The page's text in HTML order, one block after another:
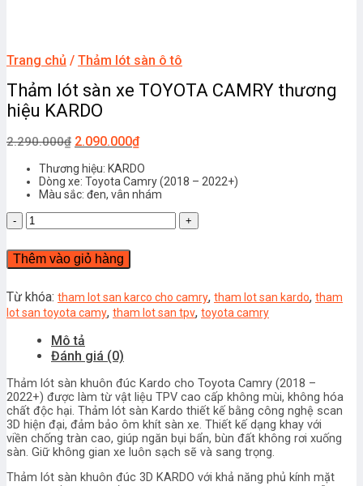
Trang chủ / Thảm lót sàn ô tô
Thảm lót sàn xe TOYOTA CAMRY thương
hiệu KARDO
2.290.000₫ 2.090.000₫
Thương hiệu: KARDO
Dòng xe: Toyota Camry (2018 – 2022+)
Màu sắc: đen, vân nhám
Thảm
lót
sàn
xe
CAMRY
thương
KARDO
số
Thêm vào giỏ hàng
Từ khóa: tham lot san karco cho camry, tham lot san kardo, tham
lot san toyota camy, tham lot san tpv, toyota camry
Mô tả
Đánh giá (0)
Thảm lót sàn khuôn đúc Kardo cho Toyota Camry (2018 –
2022+) được làm từ vật liệu TPV cao cấp không mùi, không hóa
chất độc hại. Thảm lót sàn Kardo thiết kế bằng công nghệ scan
3D hiện đại, đảm bảo ôm khít sàn xe. Thiết kế dạng khay với
viền chống tràn cao, giúp ngăn bụi bẩn, bùn đất không rơi xuống
sàn. Giữ không gian xe luôn sạch sẽ và sang trọng.
Thảm lót sàn khuôn đúc 3D KARDO với khả năng phủ kính mặt